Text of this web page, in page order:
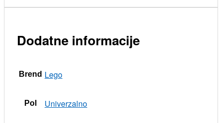
Dodatne informacije
Brend Lego
Pol Univerzalno